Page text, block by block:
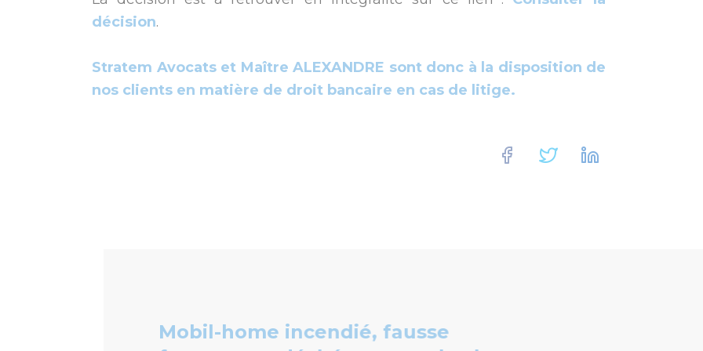
décision.
Stratem Avocats et Maître ALEXANDRE sont donc à la disposition de
nos clients en matière de droit bancaire en cas de litige.
Facebook
Twitter
Mobil-home incendié, fausse